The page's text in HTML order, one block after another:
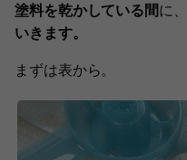
塗料を乾かしている間に、
いきます。
まずは表から。